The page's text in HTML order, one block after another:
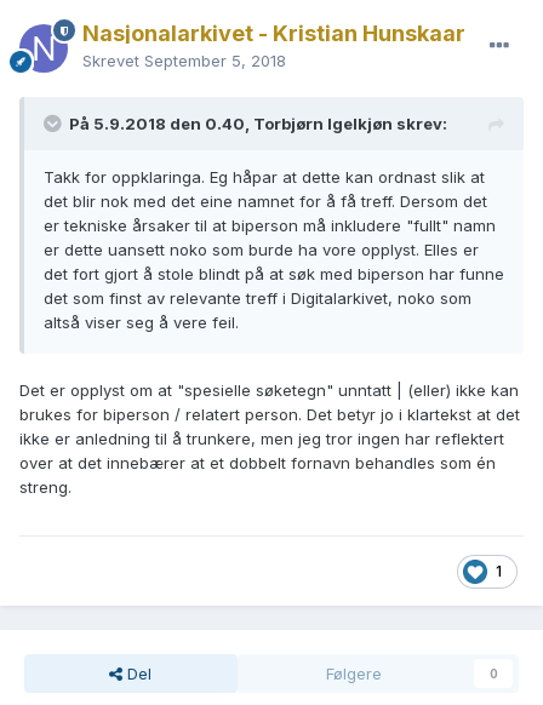
Nasjonalarkivet - Kristian Hunskaar
Skrevet September 5, 2018
På 5.9.2018 den 0.40, Torbjørn Igelkjøn skrev:
Takk for oppklaringa. Eg håpar at dette kan ordnast slik at
det blir nok med det eine namnet for å få treff. Dersom det
er tekniske årsaker til at biperson må inkludere "fullt" namn
er dette uansett noko som burde ha vore opplyst. Elles er
det fort gjort å stole blindt på at søk med biperson har funne
det som finst av relevante treff i Digitalarkivet, noko som
altså viser seg å vere feil.
Det er opplyst om at "spesielle søketegn" unntatt | (eller) ikke kan
brukes for biperson / relatert person. Det betyr jo i klartekst at det
ikke er anledning til å trunkere, men jeg tror ingen har reflektert
over at det innebærer at et dobbelt fornavn behandles som én
streng.
1
Del Følgere 0